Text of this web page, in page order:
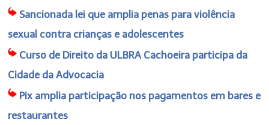
Sancionada lei que amplia penas para violência
sexual contra crianças e adolescentes
Curso de Direito da ULBRA Cachoeira participa da
Cidade da Advocacia
Pix amplia participação nos pagamentos em bares e
restaurantes